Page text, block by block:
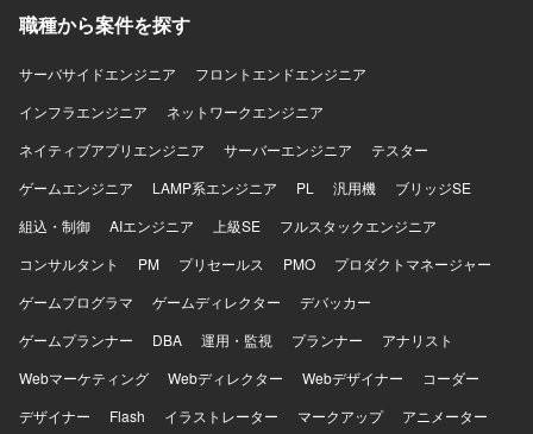
ュメントや資料作成、関係者調整もプロジェクトの価値と
捉えられる方を歓迎いたします。顧客およびチーム双方と
を想定しております。ドメイン知識や業務ロジックを素早
くキャッチアップし、設計に落とし込める方、品質課題や
方にご活躍いただけます。 【ポジションの魅力】 経理向け
SaaSの追加機能および新規システム開発において、設計フ
ェーズからテストまで一貫して関わることができるポジシ
ョンです。多数のステークホルダーと連携しながら、設計
ができます。Ruby on RailsやAWS、生成AIを活用した開
発・PoCなど、モダンな技術スタックを活かした上流工程
エンドはGo、Ruby on Rails、Unicorn、Nginx、
PostgreSQL、Redis、Docker、Elasticsearchなどを利用し
ております。フロントエンドはTypeScript、React、
Redux、styled-components、Storybook、Webpackなどを
職種から案件を探す
サーバサイドエンジニア
フロントエンドエンジニア
インフラエンジニア
ネットワークエンジニア
ネイティブアプリエンジニア
サーバーエンジニア
テスター
ゲームエンジニア
LAMP系エンジニア PL 汎用機
ブリッジSE
組込・制御
AIエンジニア 上級SE
フルスタックエンジニア
コンサルタント
PM プリセールス PMO
プロダクトマネージャー
ゲームプログラマ
ゲームディレクター
デバッカー
ゲームプランナー
DBA 運用・監視 プランナー
アナリスト
Webマーケティング
Webディレクター Webデザイナー
コーダー
デザイナー
Flash イラストレーター マークアップ
アニメーター